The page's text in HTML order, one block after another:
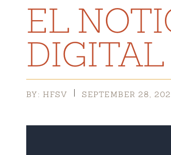
EL
BY: HFSV SEPTEMBER 28,